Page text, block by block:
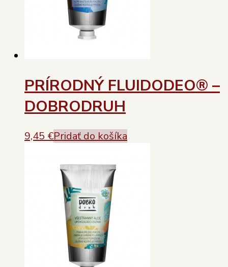
PRÍRODNÝ FLUIDODEO® –
DOBRODRUH
9,45€Pridať do košíka